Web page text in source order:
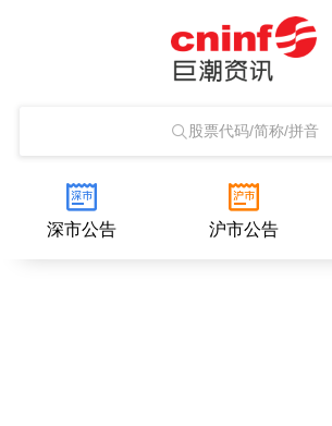
股票代码/简称/拼音
深市公告 沪市公告